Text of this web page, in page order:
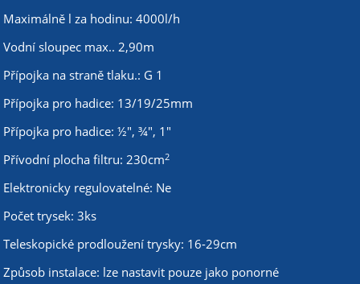
Maximálně l za hodinu: 4000l/h
Vodní sloupec max.. 2,90m
Přípojka na straně tlaku.: G 1
Přípojka pro hadice: 13/19/25mm
Přípojka pro hadice: ½", ¾", 1"
Přívodní plocha filtru: 230cm2
Elektronicky regulovatelné: Ne
Počet trysek: 3ks
Teleskopické prodloužení trysky: 16-29cm
Způsob instalace: lze nastavit pouze jako ponorné